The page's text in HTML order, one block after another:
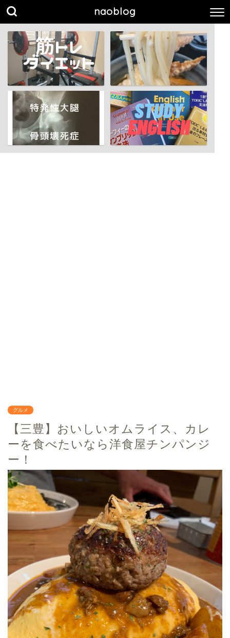
naoblog
グルメ
【三豊】おいしいオムライス、カレ
ーを食べたいなら洋食屋チンパンジ
ー！